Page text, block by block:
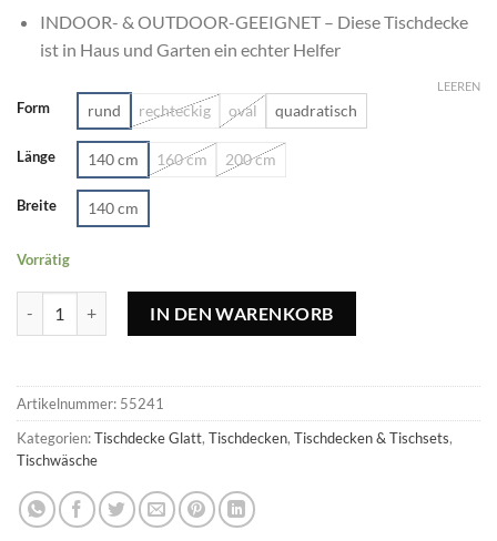
INDOOR- & OUTDOOR-GEEIGNET – Diese Tischdecke
ist in Haus und Garten ein echter Helfer
Form rund rechteckig oval quadratisch
Länge 140 cm 160 cm 200 cm
Breite 140 cm
LEEREN
Vorrätig
IN DEN WARENKORB
Artikelnummer: 55241
Kategorien:Tischdecke Glatt, Tischdecken, Tischdecken & Tischsets,
Tischwäsche